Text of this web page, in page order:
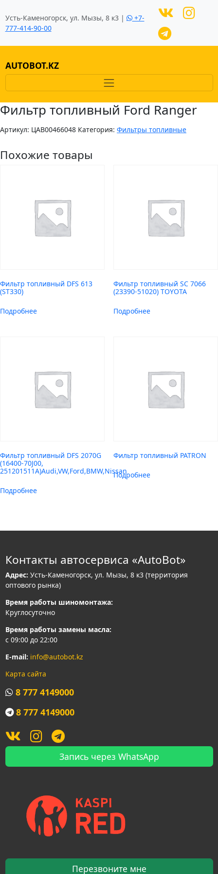
Усть-Каменогорск, ул. Мызы, 8 к3 |
+7-
777-414-90-00
AUTOBOT.KZ
Фильтр топливный Ford Ranger
Артикул: ЦAB00466048 Категория: Фильтры топливные
Похожие товары
Фильтр топливный DFS 613
(ST330)
Подробнее
Фильтр топливный SC 7066
(23390-51020) TOYOTA
Подробнее
Фильтр топливный DFS 2070G
(16400-70J00,
251201511A)Audi,VW,Ford,BMW,Nissan
Подробнее
Фильтр топливный PATRON
Подробнее
Контакты автосервиса «AutoBot»
Адрес: Усть-Каменогорск, ул. Мызы, 8 к3 (территория
оптового рынка)
Время работы шиномонтажа:
Круглосуточно
Время работы замены масла:
с 09:00 до 22:00
E-mail: info@autobot.kz
Карта сайта
8 777 4149000
8 777 4149000
Запись через WhatsApp
Перезвоните мне